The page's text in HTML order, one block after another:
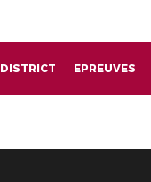
DISTRICT EPREUVES